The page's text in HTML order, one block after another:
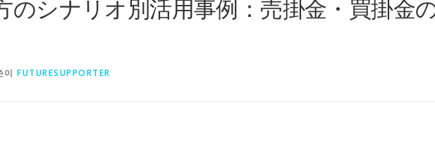
のシナリオ別活用事例：売掛金・買掛金
이 FUTURESUPPORTER